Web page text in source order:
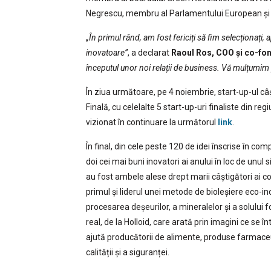
Negrescu, membru al Parlamentului European
„În primul rând, am fost fericiți să fim selecționați,
inovatoare”, a declarat Raoul Ros, COO și co-
începutul unor noi relații de business. Vă
În ziua următoare, pe 4 noiembrie, start-up-ul
Finală, cu celelalte 5 start-up-uri finaliste din
vizionat în continuare la următorul
link
În final, din cele peste 120 de idei înscrise în
doi cei mai buni inovatori ai anului în loc de unul
au fost ambele alese drept marii câștigători ai
primul și liderul unei metode de bioleșiere eco-
procesarea deșeurilor, a mineralelor și a solului
real, de la Holloid, care arată prin imagini ce se
ajută producătorii de alimente, produse
calității și a siguranței.